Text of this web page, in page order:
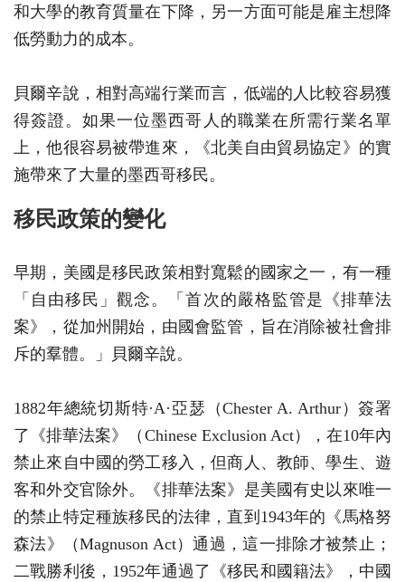
和大學的教育質量在下降，另一方面可能是雇主想降
低勞動力的成本。
貝爾辛說，相對高端行業而言，低端的人比較容易獲
得簽證。如果一位墨西哥人的職業在所需行業名單
上，他很容易被帶進來，《北美自由貿易協定》的實
施帶來了大量的墨西哥移民。
移民政策的變化
早期，美國是移民政策相對寬鬆的國家之一，有一種
「自由移民」觀念。「首次的嚴格監管是《排華法
案》，從加州開始，由國會監管，旨在消除被社會排
斥的羣體。」貝爾辛說。
1882年總統切斯特·A·亞瑟（Chester A. Arthur）簽署
了《排華法案》（Chinese Exclusion Act），在10年內
禁止來自中國的勞工移入，但商人、教師、學生、遊
客和外交官除外。《排華法案》是美國有史以來唯一
的禁止特定種族移民的法律，直到1943年的《馬格努
森法》（Magnuson Act）通過，這一排除才被禁止；
二戰勝利後，1952年通過了《移民和國籍法》，中國